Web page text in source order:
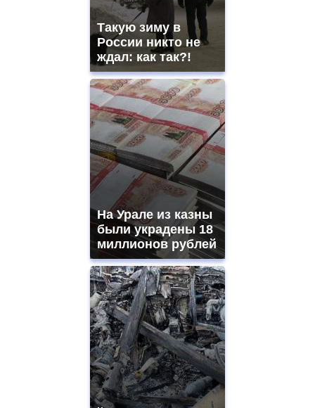
Такую зиму в
России никто не
ждал: как так?!
На Урале из казны
были украдены 18
миллионов рублей